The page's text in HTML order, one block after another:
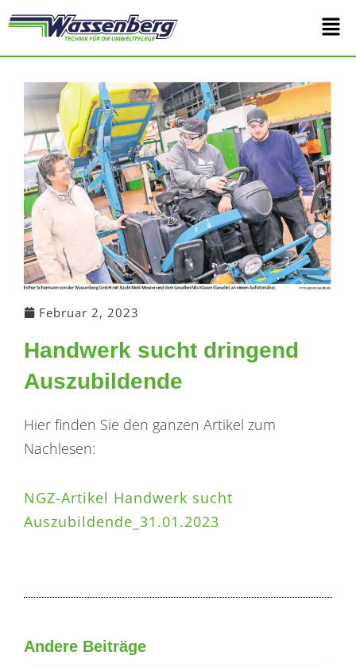
Inhalt
springen
Main
Februar 2, 2023
Handwerk sucht dringend
Auszubildende
Hier finden Sie den ganzen Artikel zum
Nachlesen:
NGZ-Artikel Handwerk sucht
Auszubildende_31.01.2023
Andere Beiträge